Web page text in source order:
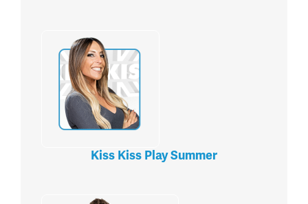
Kiss Kiss Play Summer